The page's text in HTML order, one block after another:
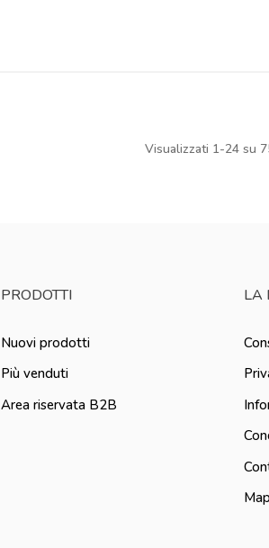
Visualizzati 1-24 su
PRODOTTI
Nuovi prodotti
Più venduti
Area riservata B2B
LA